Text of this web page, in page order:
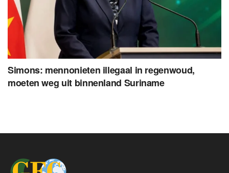
Simons: mennonieten illegaal in regenwoud,
moeten weg uit binnenland Suriname